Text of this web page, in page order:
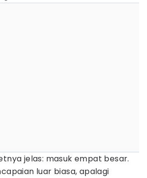
jelas: masuk empat besar.
luar biasa, apalagi